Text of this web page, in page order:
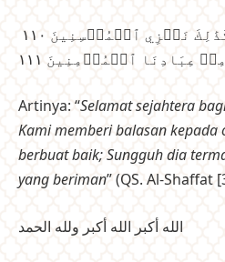
عِبَادِنَا ٱلۡمُؤۡمِنِينَ ١١١
Artinya: “Selamat sejahtera
Kami memberi balasan kepada
berbuat baik; Sungguh dia
yang beriman” (QS. Al-Shaffat
الله أكبر الله أكبر ولله الحمد